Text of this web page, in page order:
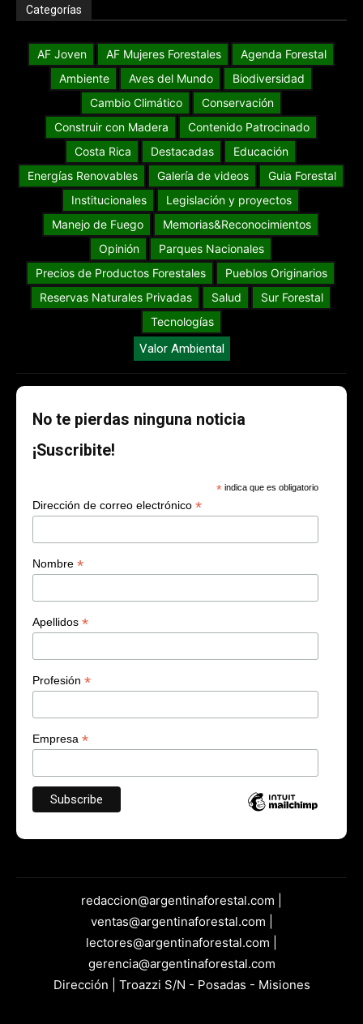
Categorías
AF Joven AF Mujeres Forestales
Agenda Forestal
Ambiente
Aves del Mundo
Biodiversidad
Cambio Climático
Conservación
Construir con Madera
Contenido Patrocinado
Costa Rica
Destacadas
Educación
Energías Renovables
Galería de videos
Guia Forestal
Institucionales
Legislación y proyectos
Manejo de Fuego
Memorias&Reconocimientos
Opinión
Parques Nacionales
Precios de Productos Forestales
Pueblos Originarios
Reservas Naturales Privadas
Salud
Sur Forestal
Tecnologías
Valor Ambiental
No te pierdas ninguna noticia
¡Suscribite!
* indica que es obligatorio
Dirección de correo electrónico *
Nombre *
Apellidos *
Profesión *
Empresa *
redaccion@argentinaforestal.com |
ventas@argentinaforestal.com |
lectores@argentinaforestal.com |
gerencia@argentinaforestal.com
Dirección | Troazzi S/N - Posadas - Misiones